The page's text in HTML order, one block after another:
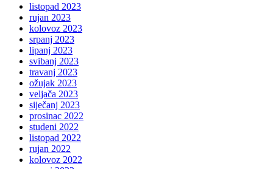
listopad 2023
rujan 2023
kolovoz 2023
srpanj 2023
lipanj 2023
svibanj 2023
travanj 2023
ožujak 2023
veljača 2023
siječanj 2023
prosinac 2022
studeni 2022
listopad 2022
rujan 2022
kolovoz 2022